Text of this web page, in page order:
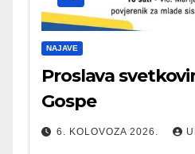
NAJAVE
Proslava
Gospe
6. KOLOVOZA 2026.